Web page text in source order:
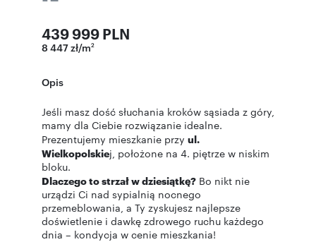
439 999 PLN
8 447 zł/m2
Opis
Jeśli masz dość słuchania kroków sąsiada z góry,
mamy dla Ciebie rozwiązanie idealne.
Prezentujemy mieszkanie przy ul.
Wielkopolskiej, położone na 4. piętrze w niskim
bloku.
Dlaczego to strzał w dziesiątkę? Bo nikt nie
urządzi Ci nad sypialnią nocnego
przemeblowania, a Ty zyskujesz najlepsze
doświetlenie i dawkę zdrowego ruchu każdego
dnia – kondycja w cenie mieszkania!